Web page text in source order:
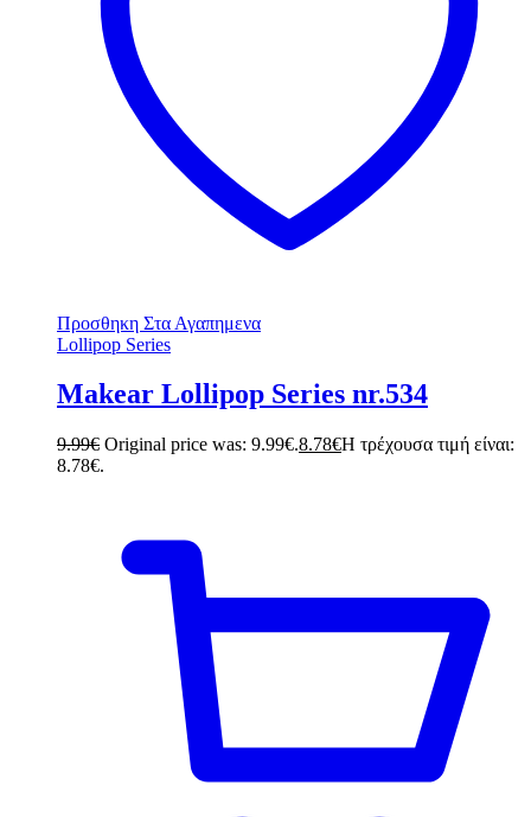
Προσθηκη Στα Αγαπημενα
Lollipop Series
Makear Lollipop Series nr.534
9.99€ Original price was: 9.99€.8.78€Η τρέχουσα τιμή είναι:
8.78€.